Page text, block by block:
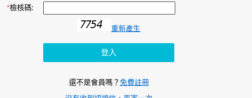
*檢核碼:
重新產生
還不是會員嗎？ 免費註冊